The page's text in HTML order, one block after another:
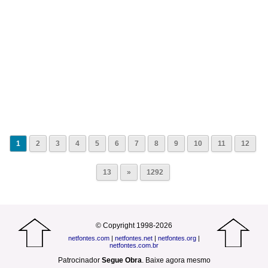
1 2 3 4 5 6 7 8 9 10 11 12
13 » 1292
© Copyright 1998-2026
netfontes.com | netfontes.net | netfontes.org |
netfontes.com.br
Patrocinador Segue Obra. Baixe agora mesmo